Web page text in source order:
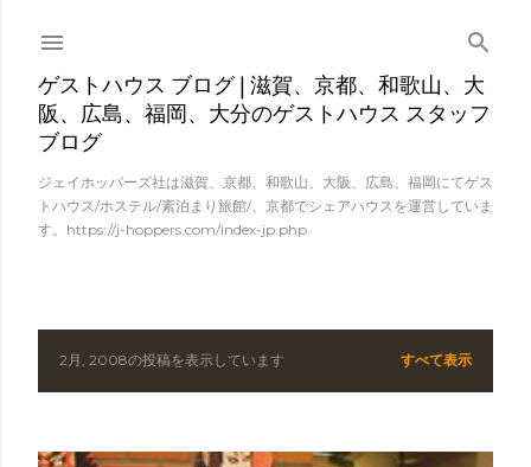
スキップしてメイン コンテンツに移動
ゲストハウス ブログ | 滋賀、京都、和歌山、大
阪、広島、福岡、大分のゲストハウス スタッフ
ブログ
ジェイホッパーズ社は滋賀、京都、和歌山、大阪、広島、福岡にてゲス
トハウス/ホステル/素泊まり旅館/、京都でシェアハウスを運営していま
す。https://j-hoppers.com/index-jp.php
投2月, 2008の投稿を表示しています すべて表示